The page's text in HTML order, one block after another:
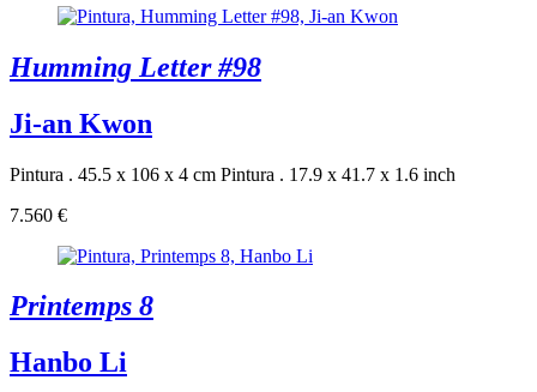
Humming Letter #98
Ji-an Kwon
Pintura . 45.5 x 106 x 4 cm Pintura . 17.9 x 41.7 x 1.6 inch
7.560 €
Printemps 8
Hanbo Li